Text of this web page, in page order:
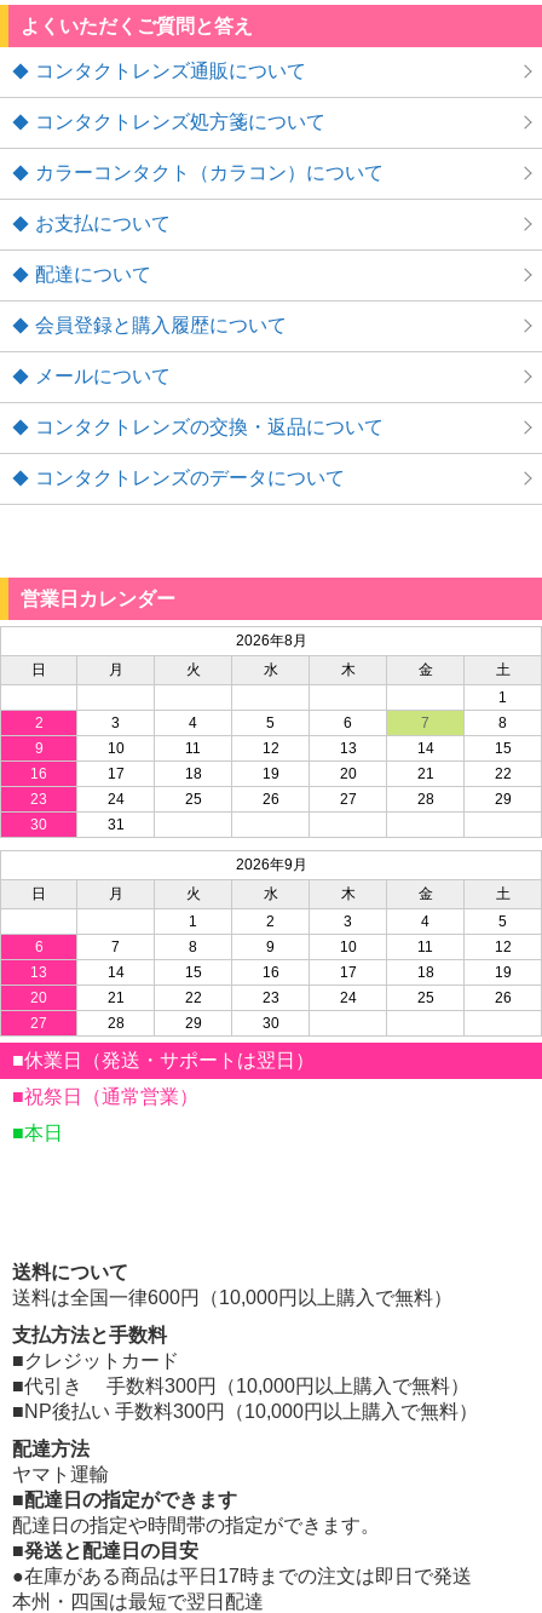
よくいただくご質問と答え
コンタクトレンズ通販について
コンタクトレンズ処方箋について
カラーコンタクト（カラコン）について
お支払について
配達について
会員登録と購入履歴について
メールについて
コンタクトレンズの交換・返品について
コンタクトレンズのデータについて
営業日カレンダー
2026年8月
日
月 火 水 木 金
土
1
2
3 4 5 6 7
8
9
10 11 12 13 14
15
16
17 18 19 20 21
22
23
24 25 26 27 28
29
30
31
2026年9月
日
月 火 水 木 金
土
1
2 3 4
5
6
7 8 9 10 11
12
13
14 15 16 17 18
19
20
21 22 23 24 25
26
27
28 29 30
■休業日（発送・サポートは翌日）
■祝祭日（通常営業）
■本日
送料について
送料は全国一律600円（10,000円以上購入で無料）
支払方法と手数料
■クレジットカード
■代引き 手数料300円（10,000円以上購入で無料）
■NP後払い 手数料300円（10,000円以上購入で無料）
配達方法
ヤマト運輸
■配達日の指定ができます
配達日の指定や時間帯の指定ができます。
■発送と配達日の目安
●在庫がある商品は平日17時までの注文は即日で発送
本州・四国は最短で翌日配達